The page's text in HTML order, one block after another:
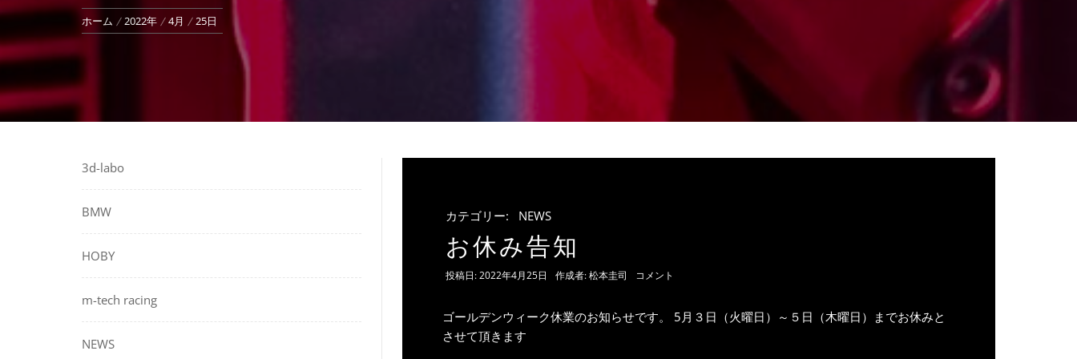
ホーム 2022年 4月 25日
カテゴリー: NEWS
お休み告知
投稿日:2022年4月25日 作成者:松本圭司 コメント
ゴールデンウィーク休業のお知らせです。 5月３日（火曜日）～５日（木曜日）までお休みと
させて頂きます
3d-labo
BMW
HOBY
m-tech racing
NEWS